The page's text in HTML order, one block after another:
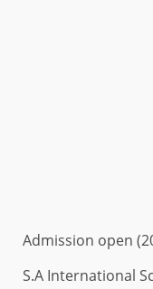
Admission open
S.A International